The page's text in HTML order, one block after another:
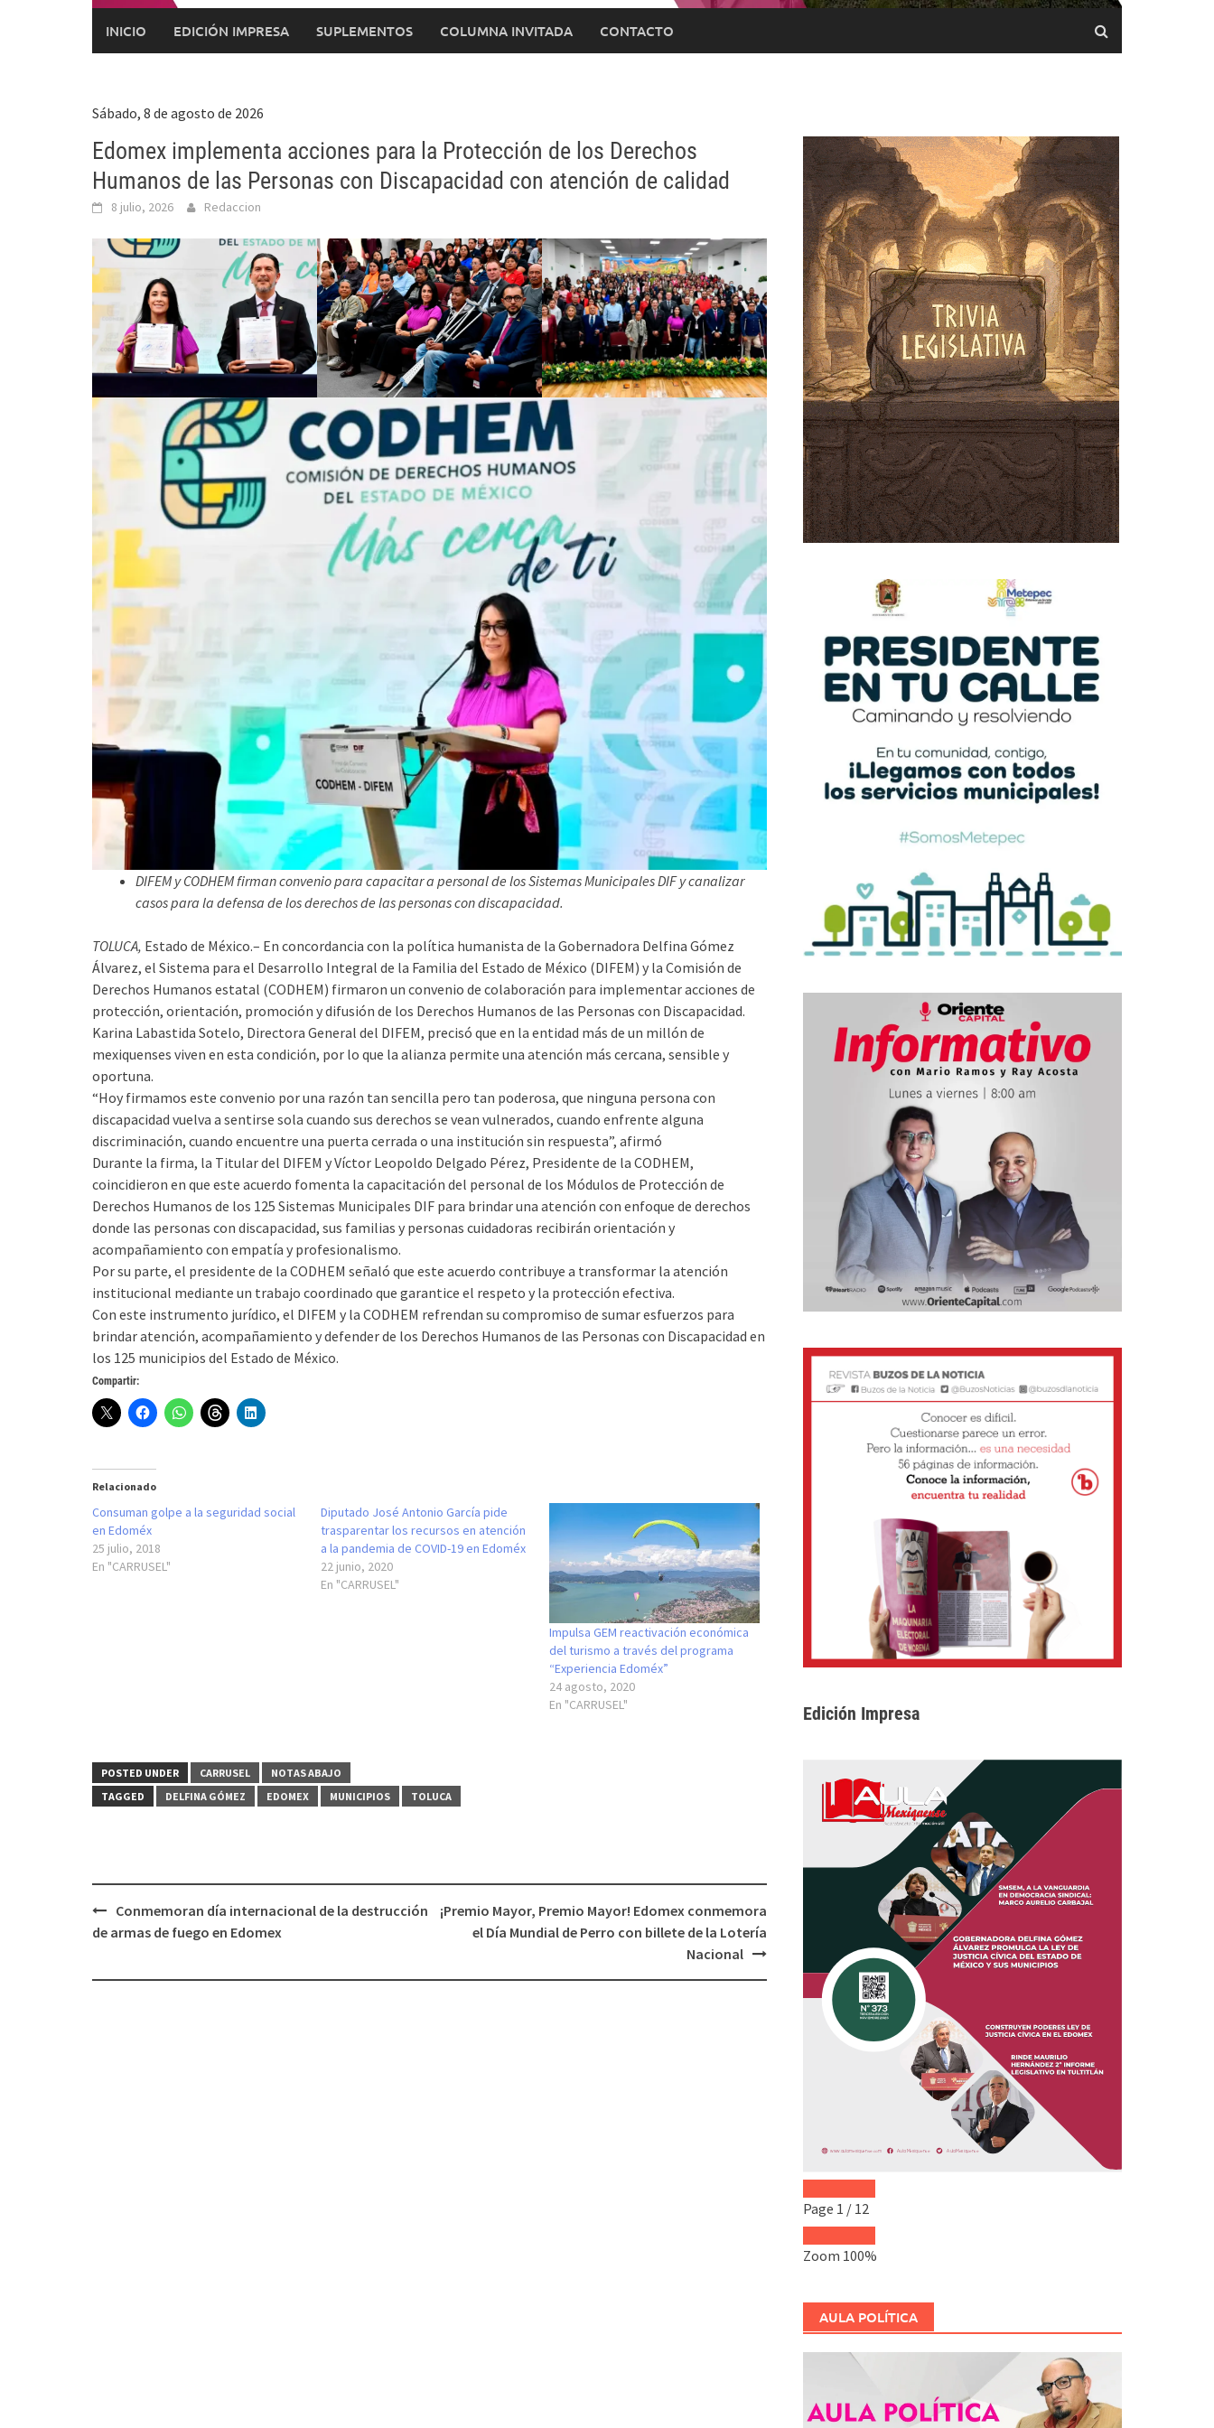
INICIO EDICIÓN IMPRESA SUPLEMENTOS COLUMNA INVITADA CONTACTO
Sábado, 8 de agosto de 2026
Edomex implementa acciones para la Protección de los Derechos
Humanos de las Personas con Discapacidad con atención de calidad
8 julio, 2026 Redaccion
DIFEM y CODHEM firman convenio para capacitar a personal de los Sistemas Municipales DIF y canalizar
casos para la defensa de los derechos de las personas con discapacidad.
TOLUCA, Estado de México.– En concordancia con la política humanista de la Gobernadora Delfina Gómez
Álvarez, el Sistema para el Desarrollo Integral de la Familia del Estado de México (DIFEM) y la Comisión de
Derechos Humanos estatal (CODHEM) firmaron un convenio de colaboración para implementar acciones de
protección, orientación, promoción y difusión de los Derechos Humanos de las Personas con Discapacidad.
Karina Labastida Sotelo, Directora General del DIFEM, precisó que en la entidad más de un millón de
mexiquenses viven en esta condición, por lo que la alianza permite una atención más cercana, sensible y
oportuna.
“Hoy firmamos este convenio por una razón tan sencilla pero tan poderosa, que ninguna persona con
discapacidad vuelva a sentirse sola cuando sus derechos se vean vulnerados, cuando enfrente alguna
discriminación, cuando encuentre una puerta cerrada o una institución sin respuesta”, afirmó
Durante la firma, la Titular del DIFEM y Víctor Leopoldo Delgado Pérez, Presidente de la CODHEM,
coincidieron en que este acuerdo fomenta la capacitación del personal de los Módulos de Protección de
Derechos Humanos de los 125 Sistemas Municipales DIF para brindar una atención con enfoque de derechos
donde las personas con discapacidad, sus familias y personas cuidadoras recibirán orientación y
acompañamiento con empatía y profesionalismo.
Por su parte, el presidente de la CODHEM señaló que este acuerdo contribuye a transformar la atención
institucional mediante un trabajo coordinado que garantice el respeto y la protección efectiva.
Con este instrumento jurídico, el DIFEM y la CODHEM refrendan su compromiso de sumar esfuerzos para
brindar atención, acompañamiento y defender de los Derechos Humanos de las Personas con Discapacidad en
los 125 municipios del Estado de México.
Compartir:
Relacionado
Consuman golpe a la seguridad social
en Edoméx
25 julio, 2018
En "CARRUSEL"
Diputado José Antonio García pide
trasparentar los recursos en atención
a la pandemia de COVID-19 en Edoméx
22 junio, 2020
En "CARRUSEL"
Impulsa GEM reactivación económica
del turismo a través del programa
“Experiencia Edoméx”
24 agosto, 2020
En "CARRUSEL"
POSTED UNDER CARRUSEL
NOTAS ABAJO
TAGGED
DELFINA GÓMEZ EDOMEX MUNICIPIOS TOLUCA
Post
navigation
Conmemoran día internacional de la destrucción
de armas de fuego en Edomex
¡Premio Mayor, Premio Mayor! Edomex conmemora
el Día Mundial de Perro con billete de la Lotería
Nacional
Edición Impresa
Page 1 / 12
Zoom 100%
AULA POLÍTICA